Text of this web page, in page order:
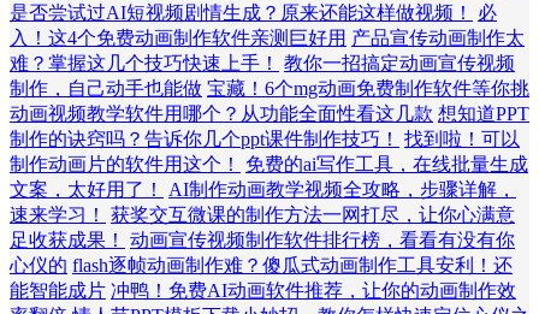
是否尝试过AI短视频剧情生成？原来还能这样做视频！
必
入！这4个免费动画制作软件亲测巨好用 产品宣传动画制作太
难？掌握这几个技巧快速上手！
教你一招搞定动画宣传视频
制作，自己动手也能做 宝藏！6个mg动画免费制作软件等你挑
动画视频教学软件用哪个？从功能全面性看这几款 想知道PPT
制作的诀窍吗？告诉你几个ppt课件制作技巧！
找到啦！可以
制作动画片的软件用这个！
免费的ai写作工具，在线批量生成
文案，太好用了！
AI制作动画教学视频全攻略，步骤详解，
速来学习！
获奖交互微课的制作方法一网打尽，让你心满意
足收获成果！
动画宣传视频制作软件排行榜，看看有没有你
心仪的 flash逐帧动画制作难？傻瓜式动画制作工具安利！还
能智能成片 冲鸭！免费AI动画软件推荐，让你的动画制作效